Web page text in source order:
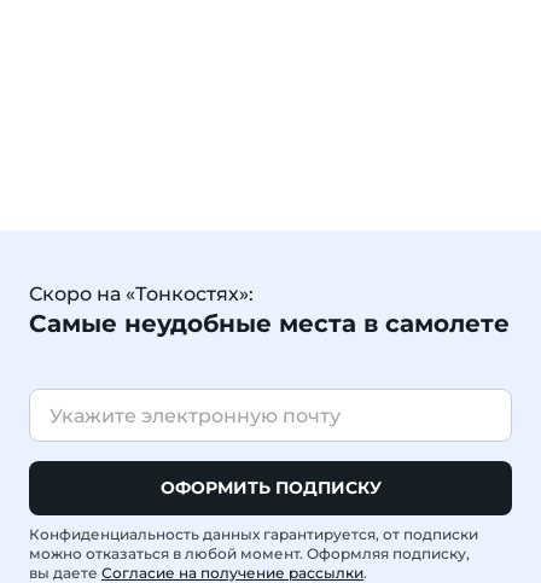
Скоро на «Тонкостях»:
Самые неудобные места в самолете
ОФОРМИТЬ ПОДПИСКУ
Конфиденциальность данных гарантируется, от подписки
можно отказаться в любой момент. Оформляя подписку,
вы даете Согласие на получение рассылки.